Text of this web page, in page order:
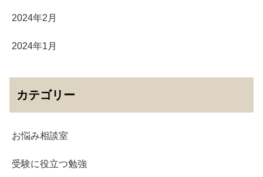
2024年2月
2024年1月
カテゴリー
お悩み相談室
受験に役立つ勉強